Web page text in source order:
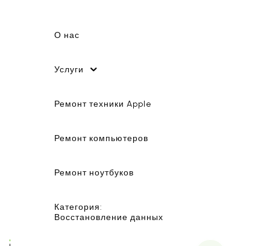
О нас
Услуги
Ремонт техники Apple
Ремонт компьютеров
Ремонт ноутбуков
Категория:
Восстановление данных